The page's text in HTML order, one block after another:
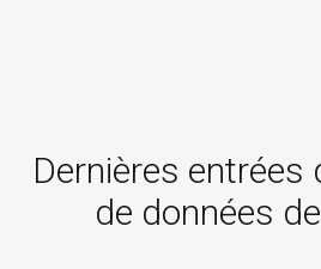
Dernières entrées
de données